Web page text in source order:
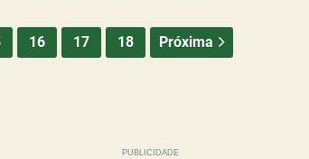
16 17 18 Próxima